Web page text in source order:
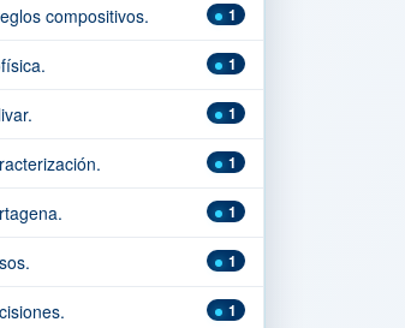
1
compositivos.
1
1
1
1
1
1